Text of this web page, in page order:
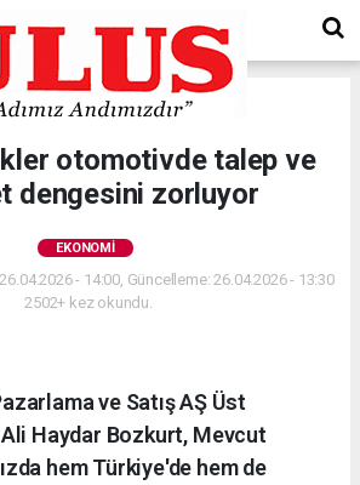
otomotivde talep ve
dengesini zorluyor
EKONOMI
- 14:00, Güncelleme: 26.04.2026 - 13:30
2502+ kez okundu.
ve Satış AŞ Üst
Haydar Bozkurt, Mevcut
hem Türkiye'de hem de